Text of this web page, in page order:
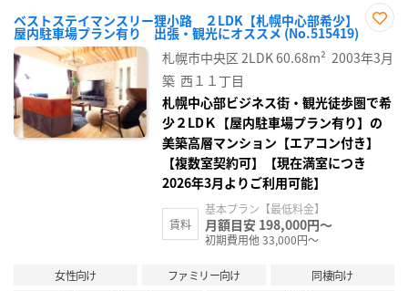
ベストステイマンスリー狸小路 ２LDK【札幌中心部希少】
屋内駐車場プラン有り 出張・観光にオススメ (No.515419)
に入
り登
札幌市中央区 2LDK60.68m² 2003年3月
築 西１１丁目
札幌中心部ビジネス街・観光徒歩圏で希
少２LDＫ【屋内駐車場プラン有り】の
美築高層マンション【エアコン付き】
【複数室契約可】【現在満室につき
2026年3月よりご利用可能】
賃料
基本プラン【最低料金】
月額目安 198,000円～
初期費用他 33,000円～
女性向け ファミリー向け
同棲向け